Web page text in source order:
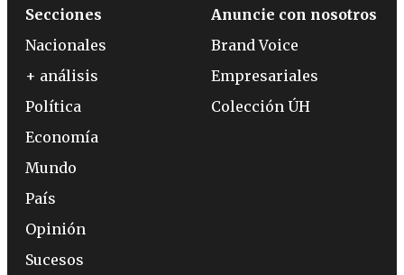
Secciones
Nacionales
+ análisis
Política
Economía
Mundo
País
Opinión
Sucesos
Anuncie con nosotros
Brand Voice
Empresariales
Colección ÚH